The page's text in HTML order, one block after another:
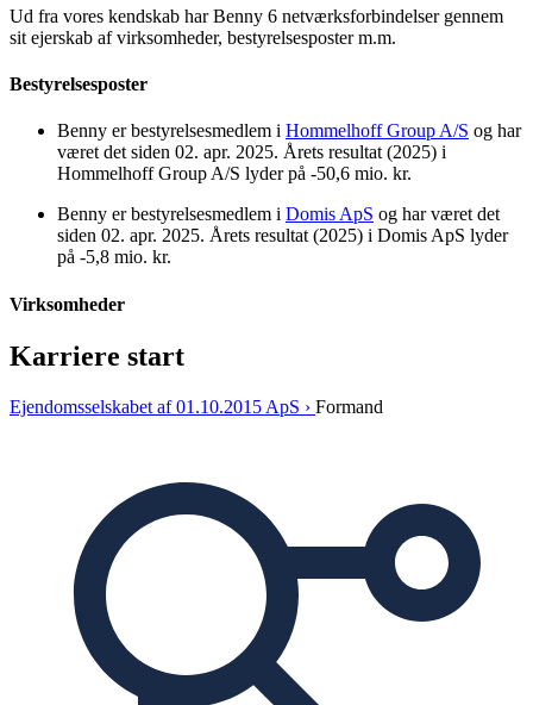
Ud fra vores kendskab har Benny 6 netværksforbindelser gennem
sit ejerskab af virksomheder, bestyrelsesposter m.m.
Bestyrelsesposter
Benny er bestyrelsesmedlem i Hommelhoff Group A/S og har
været det siden 02. apr. 2025. Årets resultat (2025) i
Hommelhoff Group A/S lyder på -50,6 mio. kr.
Benny er bestyrelsesmedlem i Domis ApS og har været det
siden 02. apr. 2025. Årets resultat (2025) i Domis ApS lyder
på -5,8 mio. kr.
Virksomheder
Karriere start
Ejendomsselskabet af 01.10.2015 ApS › Formand